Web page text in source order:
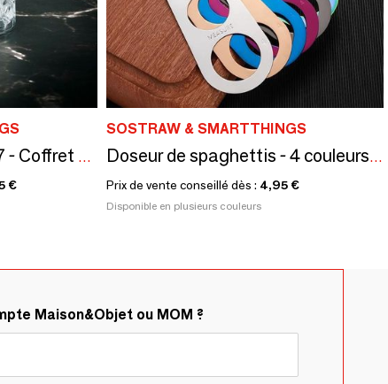
Verre Japonais - AJI337 - Coffret cadeau, dessous de verre et glaçons
€
SOSTRAW & SMARTTHINGS
Doseur de spaghettis - 4 couleurs disponibles
Prix de vente conseillé dès : 4,95 €
Disponible en plusieurs couleurs
Maison&Objet ou MOM ?